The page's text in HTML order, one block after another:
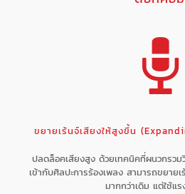
ขยายเร้นจ์เสียงให้สูงขึ้น
ปลดล็อคเสียงสูง ด้วยเทคนิคที่ผนวกรวม
เข้ากับศิลปะการร้องเพลง สามารถขยาย
มากกว่าเดิม แต่ใช้แ